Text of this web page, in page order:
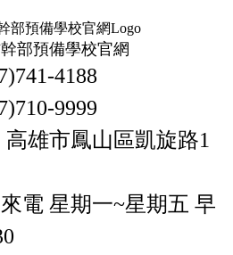
部預備學校官網
4188
9999
高雄市鳳山區凱旋路1
電 星期一~星期五 早